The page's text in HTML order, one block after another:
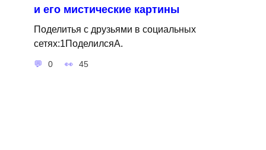
и его мистические картины
Поделитья с друзьями в социальных
сетях:1ПоделилсяA.
0 45